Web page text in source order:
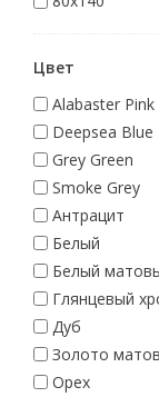
Цвет
Alabaster Pink
Deepsea Blue
Grey Green
Smoke Grey
Антрацит
Белый
Белый
Глянцевый
Дуб
Золото
Орех